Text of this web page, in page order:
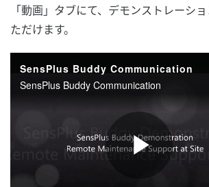
「動画」タブにて、デモンストレーシ
ただけます。